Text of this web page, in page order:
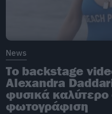
News
Το backstage
Alexandra
φυσικά καλύτερο
φωτογράφιση